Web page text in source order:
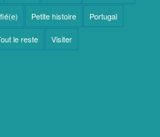
Petite histoire Portugal
le reste Visiter